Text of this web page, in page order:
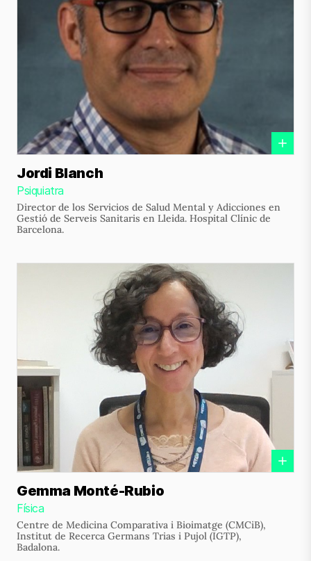
Jordi Blanch
Psiquiatra
Director de los Servicios de Salud Mental y Adicciones en
Gestió de Serveis Sanitaris en Lleida. Hospital Clínic de
Barcelona.
Gemma Monté-Rubio
Física
Centre de Medicina Comparativa i Bioimatge (CMCiB),
Institut de Recerca Germans Trias i Pujol (IGTP),
Badalona.